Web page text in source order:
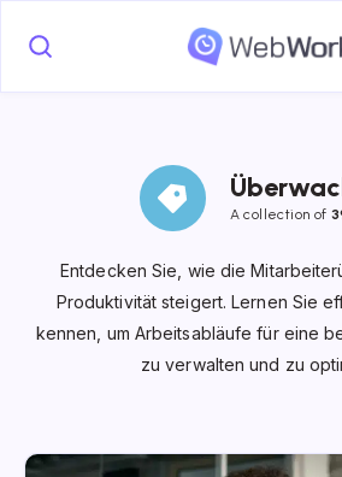
A collection of
Entdecken Sie, wie die
Produktivität steigert. Lernen Sie
kennen, um Arbeitsabläufe für eine
zu verwalten und zu